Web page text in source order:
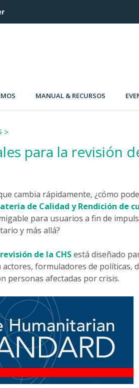
MANUAL & RECURSOS
para la revisión
cambia rápidamente, ¿cómo
de Calidad y Rendición de
para usuarios a fin de
y más allá?
de la CHSestá diseñado
actores, formuladores de políticas,
personas afectadas por crisis.